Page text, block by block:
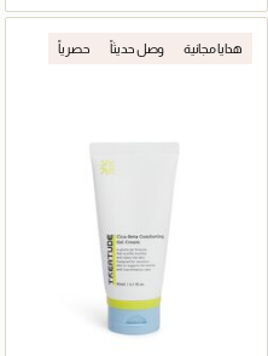
هدايا مجانية وصل حديثاً حصرياً